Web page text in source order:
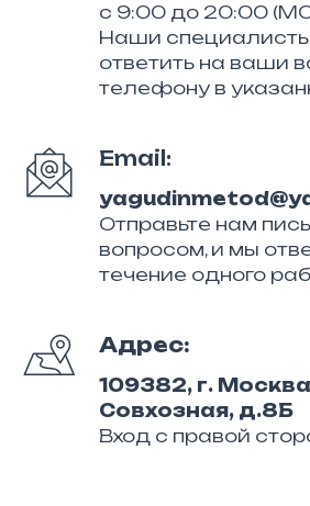
с 9:00 до 20:00
Наши специалисты
ответить на ваши
телефону в
Email:
Отправьте нам
вопросом, и мы
течение одного
Адрес:
109382, г.
Совхозная, д.8Б
Вход с правой